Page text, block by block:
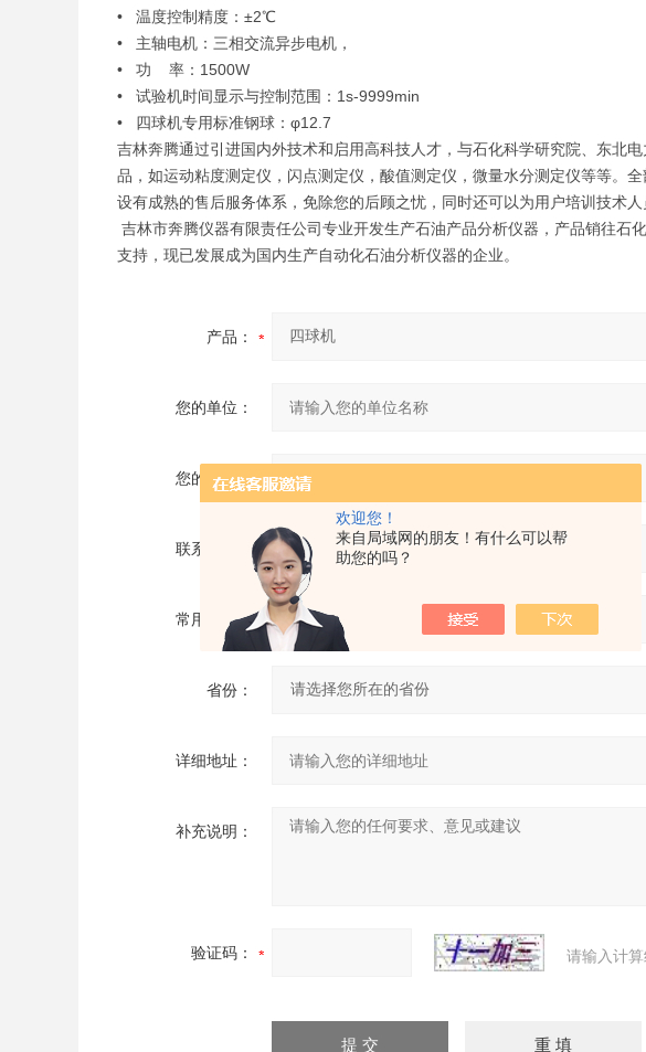
欢迎您！
来自局域网的朋友！有什么可以帮
助您的吗？
• 温度控制精度：±2℃
• 主轴电机：三相交流异步电机，
• 功 率：1500W
• 试验机时间显示与控制范围：1s-9999min
• 四球机专用标准钢球：φ12.7
吉林奔腾通过引进国内外技术和启用高科技人才，与石化科学研究院、东北
品，如运动粘度测定仪，闪点测定仪，酸值测定仪，微量水分测定仪等等。
设有成熟的售后服务体系，免除您的后顾之忧，同时还可以为用户培训技术
吉林市奔腾仪器有限责任公司专业开发生产石油产品分析仪器，产品销往石
支持，现已发展成为国内生产自动化石油分析仪器的企业。
产品：
您的单位：
您的姓名：
联系电话：
常用邮箱：
省份：
详细地址：
补充说明：
验证码： 请输入计